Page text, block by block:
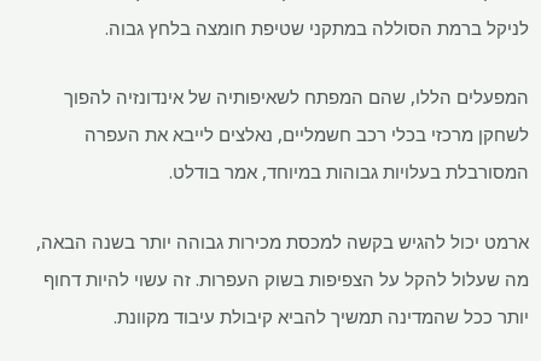
לניקל ברמת הסוללה במתקני שטיפת חומצה בלחץ גבוה.
המפעלים הללו, שהם המפתח לשאיפותיה של אינדונזיה להפוך
לשחקן מרכזי בכלי רכב חשמליים, נאלצים לייבא את העפרה
המסורבלת בעלויות גבוהות במיוחד, אמר בודלט.
ארמט יכול להגיש בקשה למכסת מכירות גבוהה יותר בשנה הבאה,
מה שעלול להקל על הצפיפות בשוק העפרות. זה עשוי להיות דחוף
יותר ככל שהמדינה תמשיך להביא קיבולת עיבוד מקוונת.